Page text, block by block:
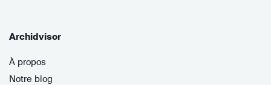
Archidvisor
À propos
Notre blog